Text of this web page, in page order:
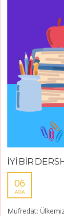
İYİ BİR
06
ARA
Müfredat: